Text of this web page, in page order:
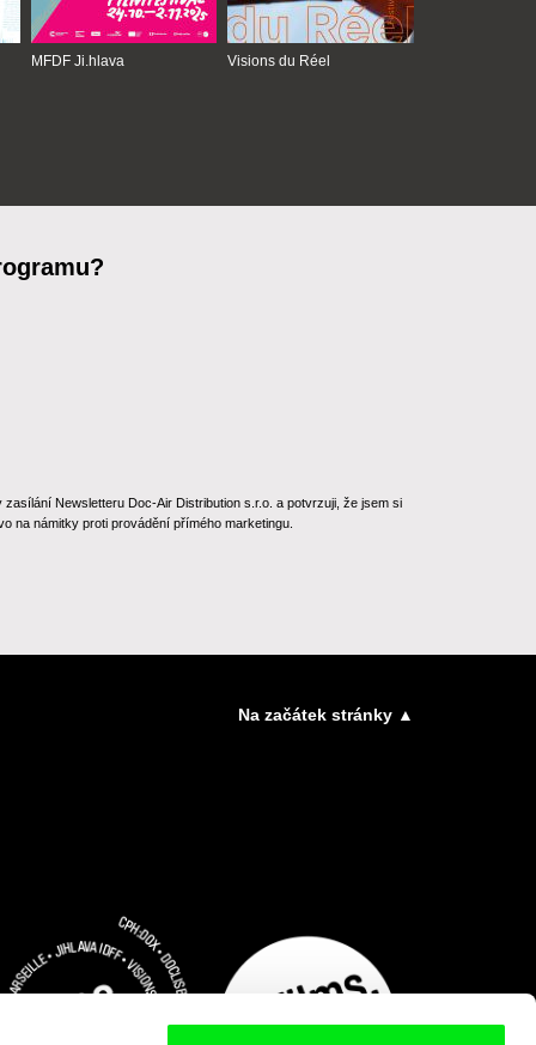
MFDF Ji.hlava Visions du Réel
Newsletteru Doc-Air Distribution s.r.o. a potvrzuji, že jsem si
na námitky proti provádění přímého marketingu.
Na začátek stránky ▲